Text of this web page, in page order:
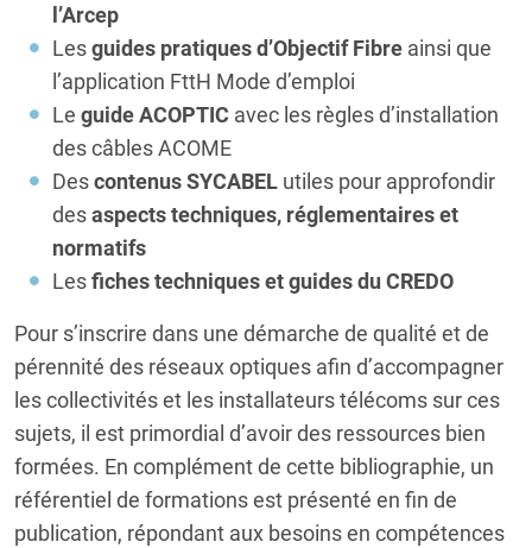
l’Arcep
Lesguides pratiques d’Objectif Fibre ainsi que
l’application FttH Mode d’emploi
Le guide ACOPTIC avec les règles d’installation
des câbles ACOME
Descontenus SYCABEL utiles pour approfondir
desaspects techniques, réglementaires et
normatifs
Lesfiches techniques et guides du CREDO
Pour s’inscrire dans une démarche de qualité et de
pérennité des réseaux optiques afin d’accompagner
les collectivités et les installateurs télécoms sur ces
sujets, il est primordial d’avoir des ressources bien
formées. En complément de cette bibliographie, un
référentiel de formations est présenté en fin de
publication, répondant aux besoins en compétences